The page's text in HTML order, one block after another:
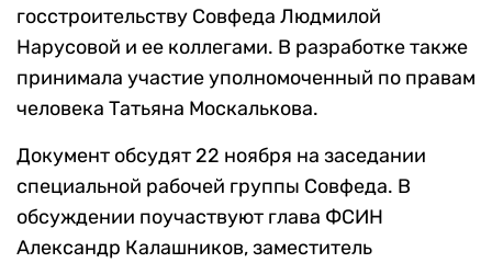
госстроительству Совфеда Людмилой
Нарусовой и ее коллегами. В разработке также
принимала участие уполномоченный по правам
человека Татьяна Москалькова.
Документ обсудят 22 ноября на заседании
специальной рабочей группы Совфеда. В
обсуждении поучаствуют глава ФСИН
Александр Калашников, заместитель